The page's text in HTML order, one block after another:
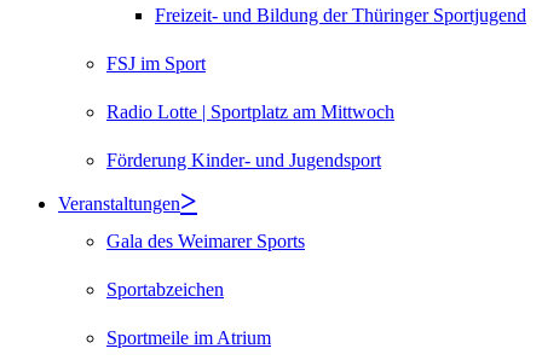
Freizeit- und Bildung der Thüringer Sportjugend
FSJ im Sport
Radio Lotte | Sportplatz am Mittwoch
Förderung Kinder- und Jugendsport
Veranstaltungen
Gala des Weimarer Sports
Sportabzeichen
Sportmeile im Atrium